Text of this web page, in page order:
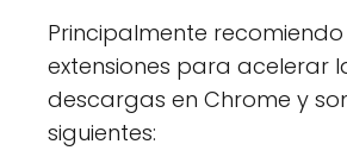
Principalmente recomiendo
extensiones para acelerar
descargas en Chrome y
siguientes: